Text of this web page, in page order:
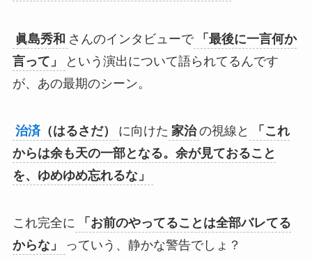
眞島秀和 さんのインタビューで
「最後に一言何か
言って」
という演出について語られてるんです
が、あの最期のシーン。
治済（はるさだ） に向けた 家治 の視線と
「これ
からは余も天の一部となる。余が見ておること
を、ゆめゆめ忘れるな」
これ完全に
「お前のやってることは全部バレてる
からな」
っていう、静かな警告でしょ？